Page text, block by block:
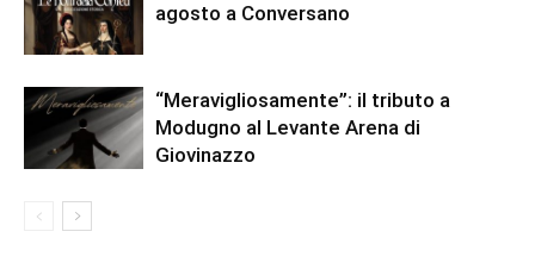
agosto a Conversano
“Meravigliosamente”: il tributo a
Modugno al Levante Arena di
Giovinazzo